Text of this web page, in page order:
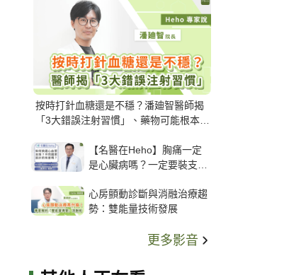
按時打針血糖還是不穩？潘廸智醫師揭
「3大錯誤注射習慣」、藥物可能根本沒
【名醫在Heho】胸痛一定
是心臟病嗎？一定要裝支
解析支架種類、風險與選擇
關鍵
心房顫動診斷與消融治療趨
勢：雙能量技術發展
更多影音